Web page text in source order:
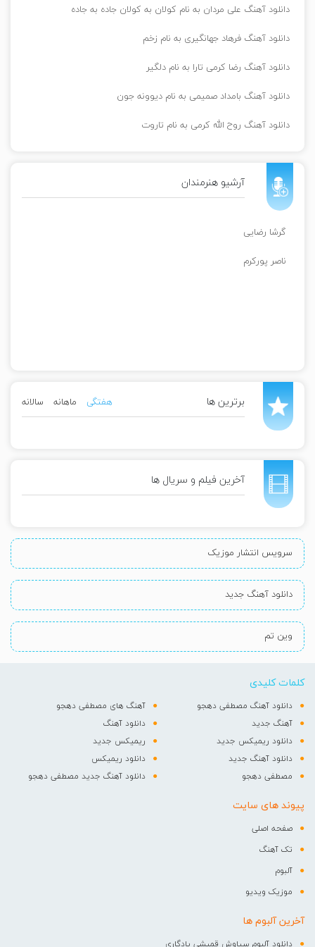
دانلود آهنگ علی مردان به نام کولان به کولان جاده به جاده
دانلود آهنگ فرهاد جهانگیری به نام زخم
دانلود آهنگ رضا کرمی تارا به نام دلگیر
دانلود آهنگ بامداد صمیمی به نام دیوونه جون
دانلود آهنگ روح الله کرمی به نام تاروت
آرشیو هنرمندان
گرشا رضایی
ناصر پورکرم
برترین ها هفتگی ماهانه سالانه
آخرین فیلم و سریال ها
سرویس انتشار موزیک
دانلود آهنگ جدید
وین تم
کلمات کلیدی
دانلود آهنگ مصطفی دهجو
آهنگ های مصطفی دهجو
آهنگ جدید
دانلود آهنگ
دانلود ریمیکس جدید
ریمیکس جدید
دانلود آهنگ جدید
دانلود ریمیکس
مصطفی دهجو
دانلود آهنگ جدید مصطفی دهجو
پیوند های سایت
صفحه اصلی
تک آهنگ
آلبوم
موزیک ویدیو
آخرین آلبوم ها
دانلود آلبوم سیاوش قمیشی یادگاری